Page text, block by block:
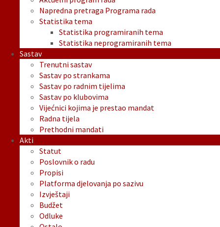
Napredna pretraga Programa rada
Statistika tema
Statistika programiranih tema
Statistika neprogramiranih tema
Sastav
Trenutni sastav
Sastav po strankama
Sastav po radnim tijelima
Sastav po klubovima
Vijećnici kojima je prestao mandat
Radna tijela
Prethodni mandati
Akti
Statut
Poslovnik o radu
Propisi
Platforma djelovanja po sazivu
Izvještaji
Budžet
Odluke